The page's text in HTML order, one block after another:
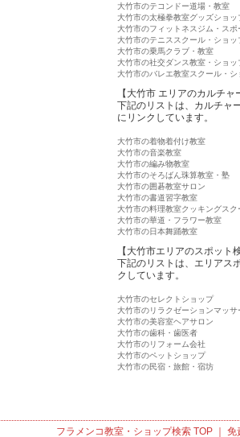
大竹市のテコンドー道場・教室
大竹市の太極拳教室グッズショッ
大竹市のフィットネスジム・スポ
大竹市のテニススクール・ショッ
大竹市の乗馬クラブ・教室
大竹市の社交ダンス教室・ショッ
大竹市のバレエ教室スクール・シ
【大竹市 エリアのカルチ
下記のリストは、カルチャ
にリンクしています。
大竹市の着物着付け教室
大竹市の音楽教室
大竹市の編み物教室
大竹市のそろばん珠算教室・塾
大竹市の囲碁教室サロン
大竹市の書道習字教室
大竹市の料理教室クッキングスク
大竹市の華道・フラワー教室
大竹市の日本舞踊教室
【大竹市エリアのスポット
下記のリストは、エリアス
クしています。
大竹市のセレクトショップ
大竹市のリラクゼーションマッサ
大竹市の美容室ヘアサロン
大竹市の歯科・歯医者
大竹市のリフォーム会社
大竹市のペットショップ
大竹市の民宿・旅館・宿坊
フラメンコ教室・ショップ検索TOP ｜ 免